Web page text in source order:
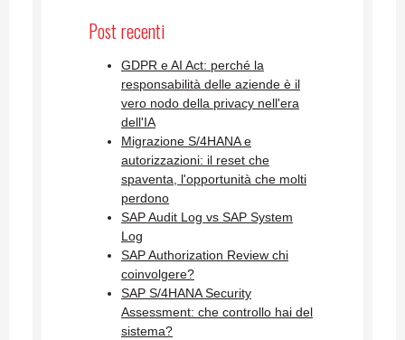
Post recenti
GDPR e AI Act: perché la
responsabilità delle aziende è il
vero nodo della privacy nell'era
dell'IA
Migrazione S/4HANA e
autorizzazioni: il reset che
spaventa, l'opportunità che molti
perdono
SAP Audit Log vs SAP System
Log
SAP Authorization Review chi
coinvolgere?
SAP S/4HANA Security
Assessment: che controllo hai del
sistema?